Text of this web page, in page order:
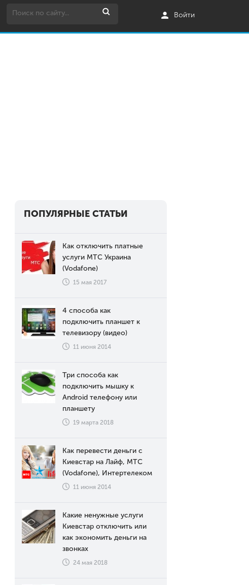
Войти
ПОПУЛЯРНЫЕ СТАТЬИ
Как отключить платные
услуги МТС Украина
(Vodafone)
15 мая 2017
4 способа как
подключить планшет к
телевизору (видео)
11 июня 2014
Три способа как
подключить мышку к
Android телефону или
планшету
19 марта 2018
Как перевести деньги с
Киевстар на Лайф, МТС
(Vodafone), Интертелеком
11 июня 2014
Какие ненужные услуги
Киевстар отключить или
как экономить деньги на
звонках
24 мая 2018